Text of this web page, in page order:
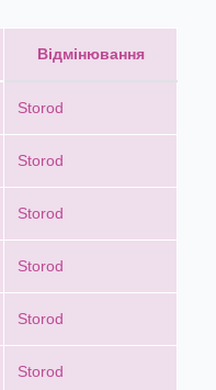
Відмінювання
Storod
Storod
Storod
Storod
Storod
Storod